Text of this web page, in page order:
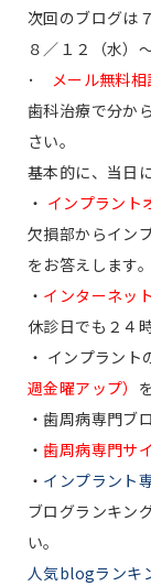
次回のブログは
８／１２（水）
･ メール無料
歯科治療で分か
さい。
基本的に、当日
・ インプラント
欠損部からイン
をお答えします。
・ インターネッ
休診日でも２４
・ インプラント
週金曜アップ）
・歯周病専門ブ
・歯周病専門サ
・ インプラント
ブログランキン
い。
人気blogランキ